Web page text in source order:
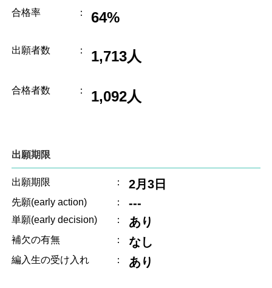
合格率 ： 64%
出願者数 ： 1,713人
合格者数 ： 1,092人
出願期限
出願期限 ： 2月3日
先願(early action) ： ---
単願(early decision) ： あり
補欠の有無 ： なし
編入生の受け入れ ： あり